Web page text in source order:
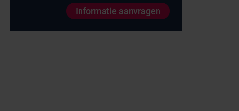
Informatie aanvragen